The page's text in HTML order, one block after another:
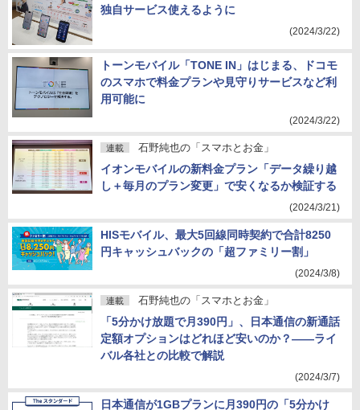
独自サービス使えるように
(2024/3/22)
トーンモバイル「TONE IN」はじまる、ドコモ
のスマホで料金プランや見守りサービスなど利
用可能に
(2024/3/22)
連載 石野純也の「スマホとお金」
イオンモバイルの新料金プラン「データ繰り越
し＋毎月のプラン変更」で安くなるか検証する
(2024/3/21)
HISモバイル、最大5回線同時契約で合計8250
円キャッシュバックの「超ファミリー割」
(2024/3/8)
連載 石野純也の「スマホとお金」
「5分かけ放題で月390円」、日本通信の新通話
定額オプションはどれほど安いのか？――ライ
バル各社との比較で解説
(2024/3/7)
日本通信が1GBプランに月390円の「5分かけ